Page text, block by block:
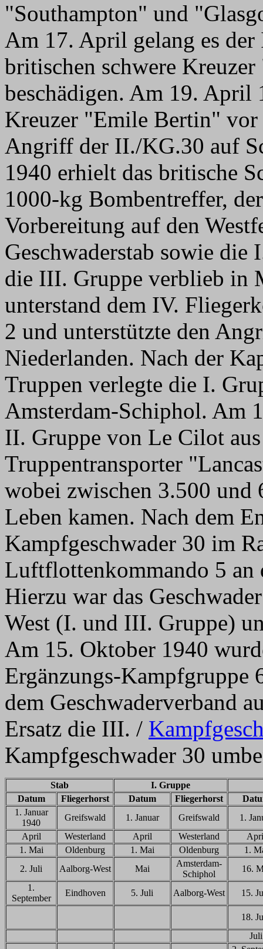
"Southampton" und
Am 17. April gelang es der
britischen schwere
beschädigen. Am 19. April
Kreuzer "Emile Bertin" vor
Angriff der II./KG.30 auf
1940 erhielt das britische
1000-kg Bombentreffer,
Vorbereitung auf den
Geschwaderstab sowie
die III. Gruppe verblieb in
unterstand dem IV.
2 und unterstützte den
Niederlanden. Nach der
Truppen verlegte die I.
Amsterdam-Schiphol. Am
II. Gruppe von Le Cilot
Truppentransporter
wobei zwischen 3.500 und
Leben kamen. Nach dem
Kampfgeschwader 30 im
Luftflottenkommando 5
Hierzu war das
West (I. und III. Gruppe)
Am 15. Oktober 1940
Ergänzungs-Kampfgruppe
dem Geschwaderverband
Ersatz die III. /
Kampfgeschwader 30
Stab
I. Gruppe
Datum
Fliegerhorst Datum Fliegerhorst
1. Januar
1940
Greifswald 1. Januar Greifswald
1.
April
Westerland April Westerland
1. Mai
Oldenburg 1. Mai Oldenburg
1.
2. Juli
Aalborg-West Mai
Amsterdam-
Schiphol
16.
1.
September
Eindhoven 5. Juli Aalborg-West 15.
18.
Juli